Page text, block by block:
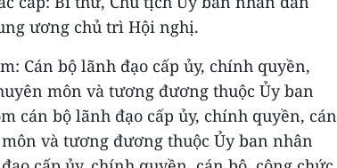
ương chủ trì Hội nghị.
Cán bộ lãnh đạo cấp ủy, chính quyền,
môn và tương đương thuộc Ủy ban
cán bộ lãnh đạo cấp ủy, chính quyền, cán
và tương đương thuộc Ủy ban nhân